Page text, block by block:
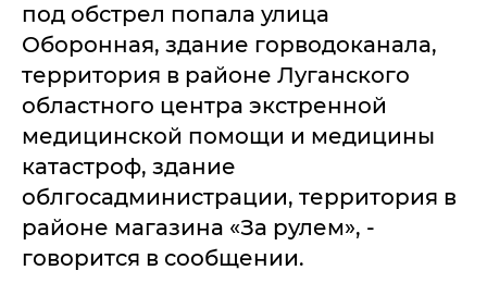
под обстрел попала улица
Оборонная, здание горводоканала,
территория в районе Луганского
областного центра экстренной
медицинской помощи и медицины
катастроф, здание
облгосадминистрации, территория в
районе магазина «За рулем», -
говорится в сообщении.